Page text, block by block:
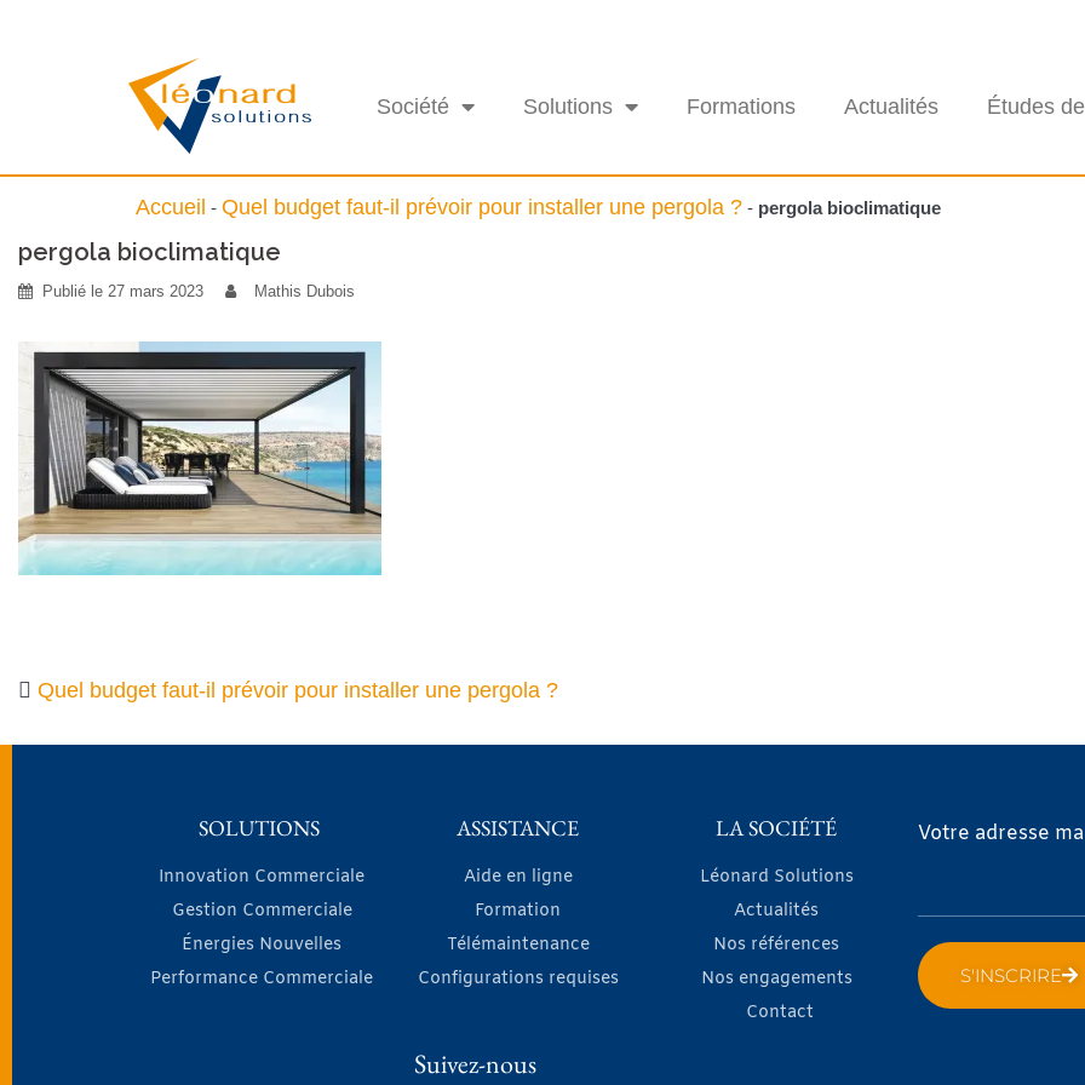
Société Solutions Formations Actualités Études
Accueil - Quel budget faut-il prévoir pour installer une pergola ? - pergola bioclimatique
pergola bioclimatique
Publié le 27 mars 2023 Mathis Dubois
Quel budget faut-il prévoir pour installer une pergola ?
SOLUTIONS
Innovation Commerciale
Gestion Commerciale
Énergies Nouvelles
Performance Commerciale
ASSISTANCE
Aide en ligne
Formation
Télémaintenance
Configurations requises
LA SOCIÉTÉ
Léonard Solutions
Actualités
Nos références
Nos engagements
Contact
Votre adresse
S'INSCRIRE
Suivez-nous